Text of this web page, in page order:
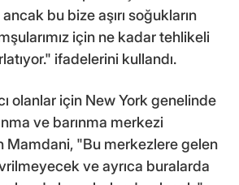
bu bize aşırı soğukların
için ne kadar tehlikeli
ifadelerini kullandı.
olanlar için New York genelinde
ve barınma merkezi
Mamdani, "Bu merkezlere gelen
ve ayrıca buralarda